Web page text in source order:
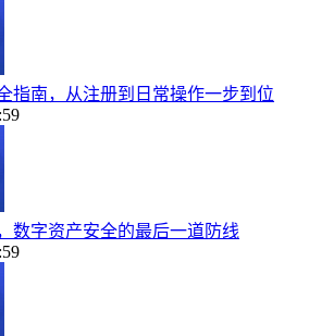
指南，从注册到日常操作一步到位
数字资产安全的最后一道防线